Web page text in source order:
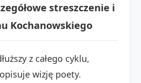
streszczenie i
Kochanowskiego
z całego cyklu,
wizję poety.